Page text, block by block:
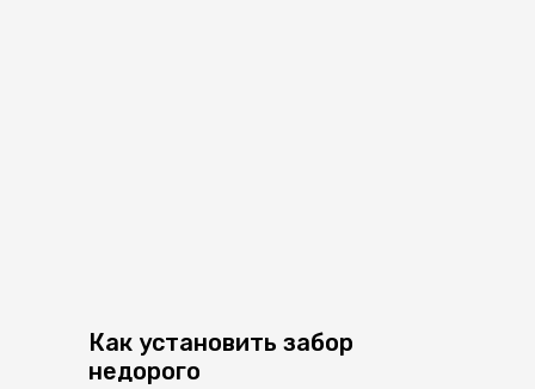
Как установить забор
недорого